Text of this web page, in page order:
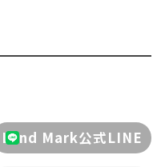
Land Mark公式LINE